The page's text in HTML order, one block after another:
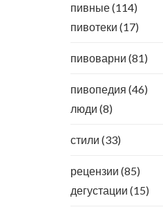
пивные(114)
пивотеки (17)
пивоварни (81)
пивопедия (46)
люди (8)
стили (33)
рецензии (85)
дегустации (15)